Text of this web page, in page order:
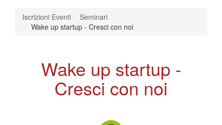
Iscrizioni Eventi
Seminari
Wake up startup - Cresci con noi
Wake up startup -
Cresci con noi